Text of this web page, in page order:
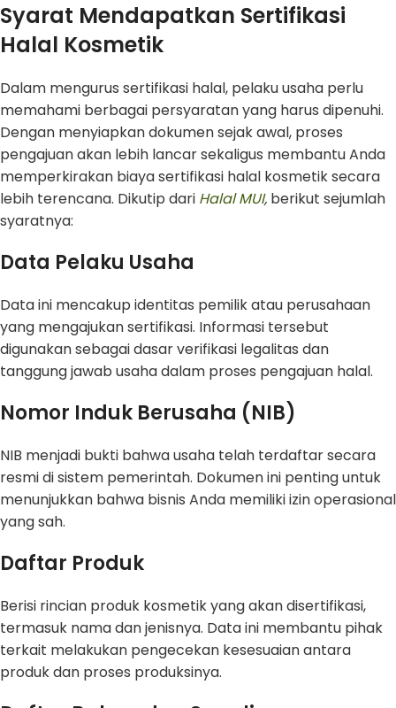
Syarat Mendapatkan Sertifikasi
Halal Kosmetik
Dalam mengurus sertifikasi halal, pelaku usaha perlu
memahami berbagai persyaratan yang harus dipenuhi.
Dengan menyiapkan dokumen sejak awal, proses
pengajuan akan lebih lancar sekaligus membantu Anda
memperkirakan biaya sertifikasi halal kosmetik secara
lebih terencana. Dikutip dari Halal MUI, berikut sejumlah
syaratnya:
Data Pelaku Usaha
Data ini mencakup identitas pemilik atau perusahaan
yang mengajukan sertifikasi. Informasi tersebut
digunakan sebagai dasar verifikasi legalitas dan
tanggung jawab usaha dalam proses pengajuan halal.
Nomor Induk Berusaha (NIB)
NIB menjadi bukti bahwa usaha telah terdaftar secara
resmi di sistem pemerintah. Dokumen ini penting untuk
menunjukkan bahwa bisnis Anda memiliki izin operasional
yang sah.
Daftar Produk
Berisi rincian produk kosmetik yang akan disertifikasi,
termasuk nama dan jenisnya. Data ini membantu pihak
terkait melakukan pengecekan kesesuaian antara
produk dan proses produksinya.